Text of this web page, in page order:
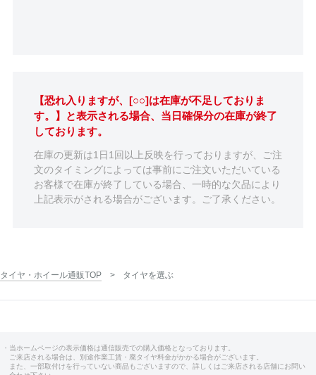
【恐れ入りますが、[○○]は在庫が不足しておりま
す。】と表示される場合、当日確保分の在庫が終了
しております。
在庫の更新は1日1回以上反映を行っておりますが、ご注
文のタイミングによっては事前にご注文いただいている
お客様で在庫が終了している場合、一時的な欠品により
上記表示がされる場合がございます。ご了承ください。
タイヤ・ホイール通販TOP タイヤを選ぶ
・当ホームページの表示価格は通信販売での購入価格となっております。
ご来店される場合は、別途作業工賃・廃タイヤ料金がかかる場合がございます。
また、一部取付けを行っていない商品もございますので、詳しくはご来店される店舗にお問い